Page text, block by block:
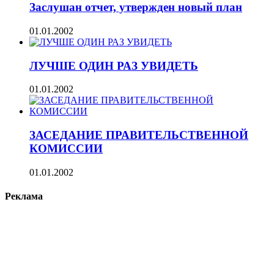
Заслушан отчет, утвержден новый план
01.01.2002
ЛУЧШЕ ОДИН РАЗ УВИДЕТЬ
01.01.2002
ЗАСЕДАНИЕ ПРАВИТЕЛЬСТВЕННОЙ
КОМИССИИ
01.01.2002
Реклама